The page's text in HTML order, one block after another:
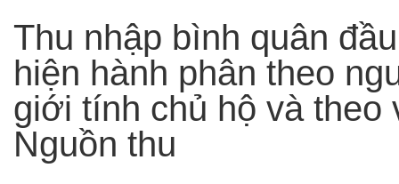
Thu nhập bình quân
hiện hành phân theo
giới tính chủ hộ và theo
Nguồn thu